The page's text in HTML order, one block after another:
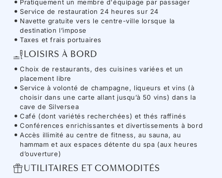
Pratiquement un membre d'équipage par passager
Service de restauration 24 heures sur 24
Navette gratuite vers le centre-ville lorsque la
destination l’impose
Taxes et frais portuaires
LOISIRS À BORD
Choix de restaurants, des cuisines variées et un
placement libre
Service à volonté de champagne, liqueurs et vins (à
choisir dans une carte allant jusqu’à 50 vins) dans la
cave de Silversea
Café (dont variétés recherchées) et thés raffinés
Conférences enrichissantes et divertissements à bord
Accès illimité au centre de fitness, au sauna, au
hammam et aux espaces détente du spa (aux heures
d’ouverture)
UTILITAIRES ET COMMODITÉS